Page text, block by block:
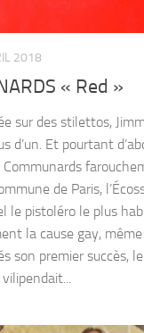
2018
« Red »
sur des stilettos,
d’un. Et pourtant
Communards
de Paris,
le pistoléro le plus
la cause gay, même
son premier succès,